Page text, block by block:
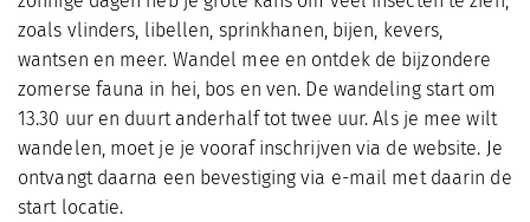
zoals vlinders, libellen, sprinkhanen, bijen, kevers,
wantsen en meer. Wandel mee en ontdek de bijzondere
zomerse fauna in hei, bos en ven. De wandeling start om
13.30 uur en duurt anderhalf tot twee uur. Als je mee wilt
wandelen, moet je je vooraf inschrijven via de website. Je
ontvangt daarna een bevestiging via e-mail met daarin de
start locatie.